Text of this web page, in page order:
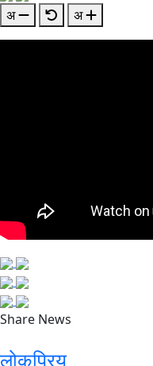
अ अ
Share News
लोकप्रिय